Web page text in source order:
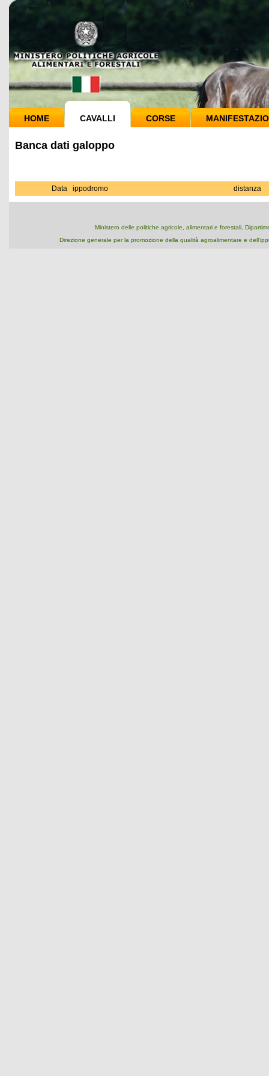
HOME CAVALLI CORSE
Banca dati galoppo
Data ippodromo distanza
Ministero delle politiche agricole, alimentari e forestali,
Direzione generale per la promozione della qualità agroalimentare e